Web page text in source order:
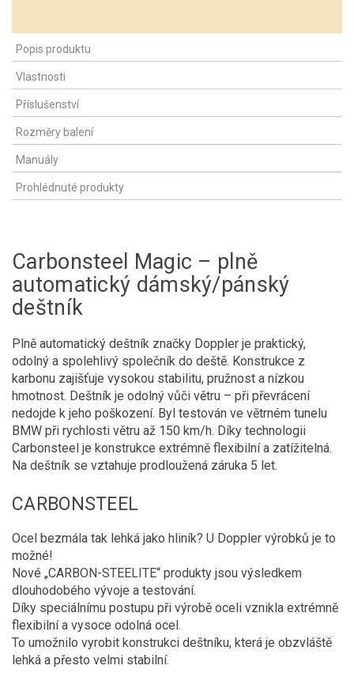
Popis produktu
Vlastnosti
Příslušenství
Rozměry balení
Manuály
Prohlédnuté produkty
Carbonsteel Magic – plně
automatický dámský/pánský
deštník
Plně automatický deštník značky Doppler je praktický,
odolný a spolehlivý společník do deště. Konstrukce z
karbonu zajišťuje vysokou stabilitu, pružnost a nízkou
hmotnost. Deštník je odolný vůči větru – při převrácení
nedojde k jeho poškození. Byl testován ve větrném tunelu
BMW při rychlosti větru až 150 km/h. Díky technologii
Carbonsteel je konstrukce extrémně flexibilní a zatížitelná.
Na deštník se vztahuje prodloužená záruka 5 let.
CARBONSTEEL
Ocel bezmála tak lehká jako hliník? U Doppler výrobků je to
možné!
Nové „CARBON-STEELITE“ produkty jsou výsledkem
dlouhodobého vývoje a testování.
Díky speciálnímu postupu při výrobě oceli vznikla extrémně
flexibilní a vysoce odolná ocel.
To umožnilo vyrobit konstrukci deštníku, která je obzvláště
lehká a přesto velmi stabilní.